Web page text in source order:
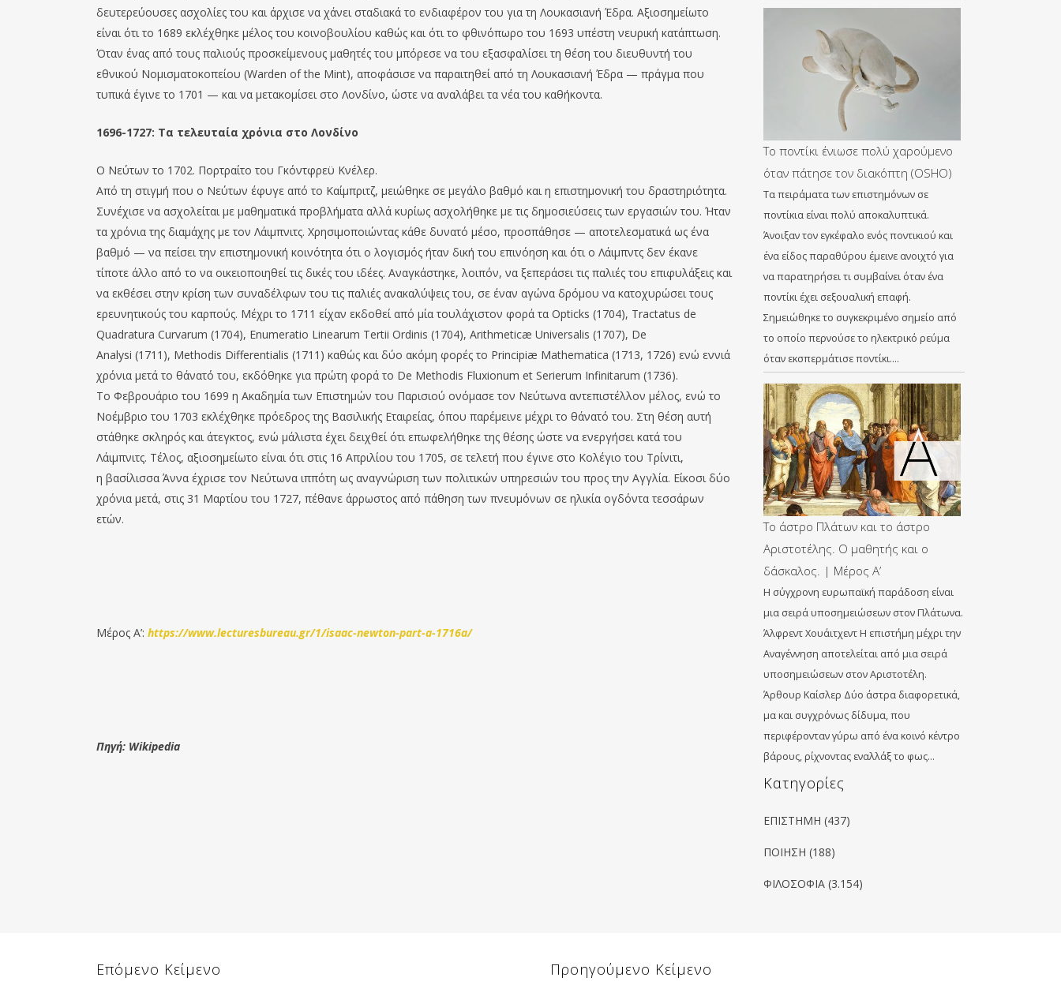
δευτερεύουσες ασχολίες του και άρχισε να χάνει σταδιακά το ενδιαφέρον του για τη Λουκασιανή Έδρα. Αξιοσημείωτο
είναι ότι το 1689 εκλέχθηκε μέλος του κοινοβουλίου καθώς και ότι το φθινόπωρο του 1693 υπέστη νευρική κατάπτωση.
Όταν ένας από τους παλιούς προσκείμενους μαθητές του μπόρεσε να του εξασφαλίσει τη θέση του διευθυντή του
εθνικού Νομισματοκοπείου (Warden of the Mint), αποφάσισε να παραιτηθεί από τη Λουκασιανή Έδρα — πράγμα που
τυπικά έγινε το 1701 — και να μετακομίσει στο Λονδίνο, ώστε να αναλάβει τα νέα του καθήκοντα.
1696-1727: Τα τελευταία χρόνια στο Λονδίνο
Ο Νεύτων το 1702. Πορτραίτο του Γκόντφρεϋ Κνέλερ.
Από τη στιγμή που ο Νεύτων έφυγε από το Καίμπριτζ, μειώθηκε σε μεγάλο βαθμό και η επιστημονική του δραστηριότητα.
Συνέχισε να ασχολείται με μαθηματικά προβλήματα αλλά κυρίως ασχολήθηκε με τις δημοσιεύσεις των εργασιών του. Ήταν
τα χρόνια της διαμάχης με τον Λάιμπνιτς. Χρησιμοποιώντας κάθε δυνατό μέσο, προσπάθησε — αποτελεσματικά ως ένα
βαθμό — να πείσει την επιστημονική κοινότητα ότι ο λογισμός ήταν δική του επινόηση και ότι ο Λάιμπντς δεν έκανε
τίποτε άλλο από το να οικειοποιηθεί τις δικές του ιδέες. Αναγκάστηκε, λοιπόν, να ξεπεράσει τις παλιές του επιφυλάξεις και
να εκθέσει στην κρίση των συναδέλφων του τις παλιές ανακαλύψεις του, σε έναν αγώνα δρόμου να κατοχυρώσει τους
ερευνητικούς του καρπούς. Μέχρι το 1711 είχαν εκδοθεί από μία τουλάχιστον φορά τα Opticks (1704), Tractatus de
Quadratura Curvarum (1704), Enumeratio Linearum Tertii Ordinis (1704), Arithmeticæ Universalis (1707), De
Analysi (1711), Methodis Differentialis (1711) καθώς και δύο ακόμη φορές το Principiæ Mathematica (1713, 1726) ενώ εννιά
χρόνια μετά το θάνατό του, εκδόθηκε για πρώτη φορά το De Methodis Fluxionum et Serierum Infinitarum (1736).
Το Φεβρουάριο του 1699 η Ακαδημία των Επιστημών του Παρισιού ονόμασε τον Νεύτωνα αντεπιστέλλον μέλος, ενώ το
Νοέμβριο του 1703 εκλέχθηκε πρόεδρος της Βασιλικής Εταιρείας, όπου παρέμεινε μέχρι το θάνατό του. Στη θέση αυτή
στάθηκε σκληρός και άτεγκτος, ενώ μάλιστα έχει δειχθεί ότι επωφελήθηκε της θέσης ώστε να ενεργήσει κατά του
Λάιμπνιτς. Τέλος, αξιοσημείωτο είναι ότι στις 16 Απριλίου του 1705, σε τελετή που έγινε στο Κολέγιο του Τρίνιτι,
η βασίλισσα Άννα έχρισε τον Νεύτωνα ιππότη ως αναγνώριση των πολιτικών υπηρεσιών του προς την Αγγλία. Είκοσι δύο
χρόνια μετά, στις 31 Μαρτίου του 1727, πέθανε άρρωστος από πάθηση των πνευμόνων σε ηλικία ογδόντα τεσσάρων
ετών.
Μέρος Α’: https://www.lecturesbureau.gr/1/isaac-newton-part-a-1716a/
Πηγή: Wikipedia
Το ποντίκι ένιωσε πολύ χαρούμενο
όταν πάτησε τον διακόπτη (OSHO)
Τα πειράματα των επιστημόνων σε
ποντίκια είναι πολύ αποκαλυπτικά.
Άνοιξαν τον εγκέφαλο ενός ποντικιού και
ένα είδος παραθύρου έμεινε ανοιχτό για
να παρατηρήσει τι συμβαίνει όταν ένα
ποντίκι έχει σεξουαλική επαφή.
Σημειώθηκε το συγκεκριμένο σημείο από
το οποίο περνούσε το ηλεκτρικό ρεύμα
όταν εκσπερμάτισε ποντίκι….
Το άστρο Πλάτων και το άστρο
Αριστοτέλης. Ο μαθητής και ο
δάσκαλος. | Μέρος Α’
Η σύγχρονη ευρωπαϊκή παράδοση είναι
μια σειρά υποσημειώσεων στον Πλάτωνα.
Άλφρεντ Χουάιτχεντ Η επιστήμη μέχρι την
Αναγέννηση αποτελείται από μια σειρά
υποσημειώσεων στον Αριστοτέλη.
Άρθουρ Καίσλερ Δύο άστρα διαφορετικά,
μα και συγχρόνως δίδυμα, που
περιφέρονταν γύρω από ένα κοινό κέντρο
βάρους, ρίχνοντας εναλλάξ το φως…
Kατηγορίες
ΕΠΙΣΤΗΜΗ (437)
ΠΟΙΗΣΗ (188)
ΦΙΛΟΣΟΦΙΑ (3.154)
Επόμενο Κείμενο Προηγούμενο Κείμενο